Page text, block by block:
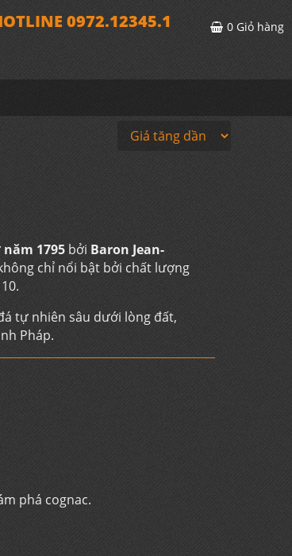
0972.12345.1 0 Giỏ hàng
năm 1795 bởi Baron Jean-
chỉ nổi bật bởi chất lượng
tự nhiên sâu dưới lòng đất,
Pháp.
phá cognac.